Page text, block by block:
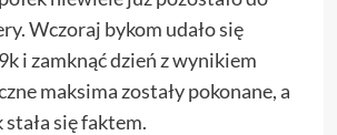
Wczoraj bykom udało się
i zamknąć dzień z wynikiem
maksima zostały pokonane, a
się faktem.